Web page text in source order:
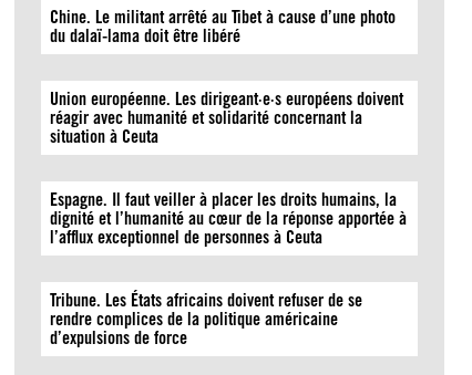
Chine. Le militant arrêté au Tibet à cause d’une photo
du dalaï-lama doit être libéré
Union européenne. Les dirigeant·e·s européens doivent
réagir avec humanité et solidarité concernant la
situation à Ceuta
Espagne. Il faut veiller à placer les droits humains, la
dignité et l’humanité au cœur de la réponse apportée à
l’afflux exceptionnel de personnes à Ceuta
Tribune. Les États africains doivent refuser de se
rendre complices de la politique américaine
d’expulsions de force